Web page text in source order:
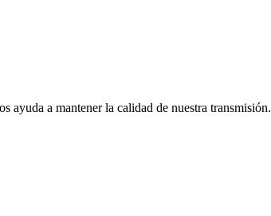
ayuda a mantener la calidad de nuestra transmisión.